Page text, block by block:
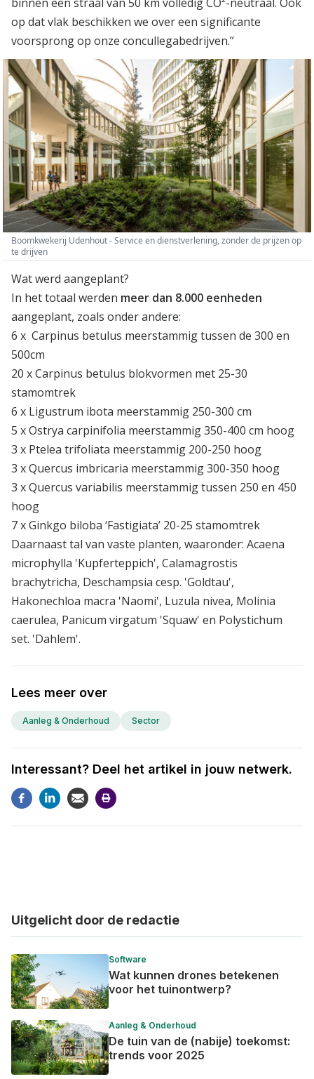
op dat vlak beschikken we over een significante
voorsprong op onze concullegabedrijven.”
Boomkwekerij Udenhout - Service en dienstverlening, zonder de prijzen op
te drijven
Wat werd aangeplant?
In het totaal werden meer dan 8.000 eenheden
aangeplant, zoals onder andere:
6 x Carpinus betulus meerstammig tussen de 300 en
500cm
20 x Carpinus betulus blokvormen met 25-30
stamomtrek
6 x Ligustrum ibota meerstammig 250-300 cm
5 x Ostrya carpinifolia meerstammig 350-400 cm hoog
3 x Ptelea trifoliata meerstammig 200-250 hoog
3 x Quercus imbricaria meerstammig 300-350 hoog
3 x Quercus variabilis meerstammig tussen 250 en 450
hoog
7 x Ginkgo biloba ‘Fastigiata’ 20-25 stamomtrek
Daarnaast tal van vaste planten, waaronder: Acaena
microphylla 'Kupferteppich', Calamagrostis
brachytricha, Deschampsia cesp. 'Goldtau',
Hakonechloa macra 'Naomi', Luzula nivea, Molinia
caerulea, Panicum virgatum 'Squaw' en Polystichum
set. 'Dahlem'.
Lees meer over
Aanleg & Onderhoud Sector
Interessant? Deel het artikel in jouw netwerk.
Uitgelicht door de redactie
Software
Wat kunnen drones betekenen
voor het tuinontwerp?
Aanleg & Onderhoud
De tuin van de (nabije) toekomst:
trends voor 2025